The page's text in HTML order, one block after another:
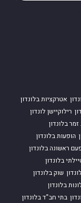
אטרקציות בלונדון
רילוקיישן לונדון
בלונדון
הופעות בלונדון
ראשונה בלונדון
בלונדון
שוק בלונדון
בלונדון
בתי חב"ד בלונדון